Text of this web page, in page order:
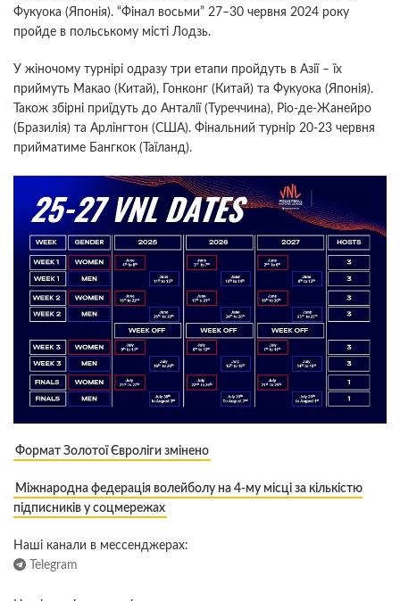
Фукуока (Японія). “Фінал восьми” 27–30 червня 2024 року
пройде в польському місті Лодзь.
У жіночому турнірі одразу три етапи пройдуть в Азії – їх
приймуть Макао (Китай), Гонконг (Китай) та Фукуока (Японія).
Також збірні приїдуть до Анталії (Туреччина), Ріо-де-Жанейро
(Бразилія) та Арлінгтон (США). Фінальний турнір 20-23 червня
прийматиме Бангкок (Таїланд).
Формат Золотої Євроліги змінено
Міжнародна федерація волейболу на 4-му місці за кількістю
підписників у соцмережах
Наші канали в мессенджерах:
Telegram